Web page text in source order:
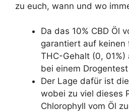
zu euch, wann und wo
Da das 10% CBD Öl
garantiert auf keinen
THC-Gehalt (0,
bei einem
Der Lage dafür ist
wobei zu viel dieses
Chlorophyll vom Öl